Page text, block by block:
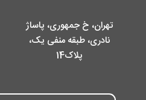
تهران، خ جمهوری، پاساژ
نادری، طبقه منفی یک،
پلاک14